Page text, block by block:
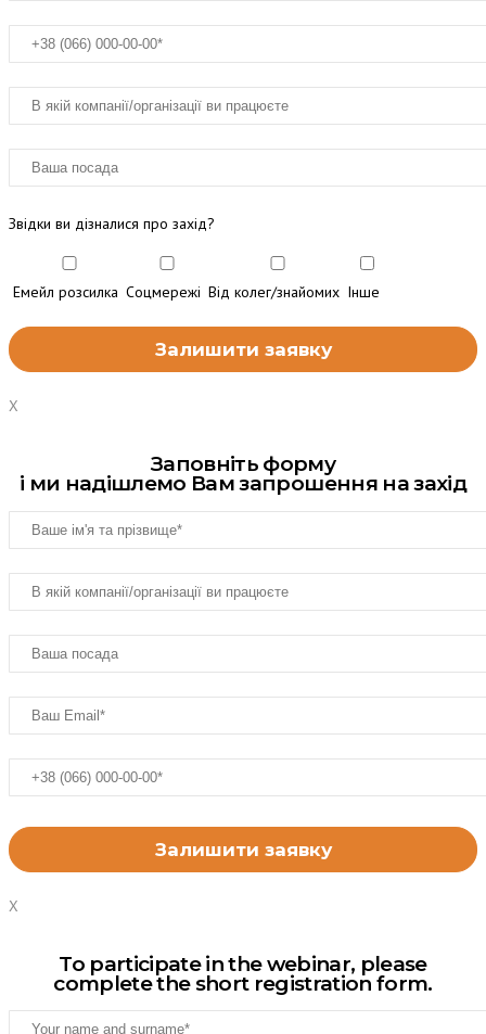
Звідки ви дізналися про захід?
Емейл розсилка Соцмережі Від колег/знайомих Інше
X
Заповніть форму
і ми надішлемо Вам запрошення на захід
X
To participate in the webinar, please
complete the short registration form.